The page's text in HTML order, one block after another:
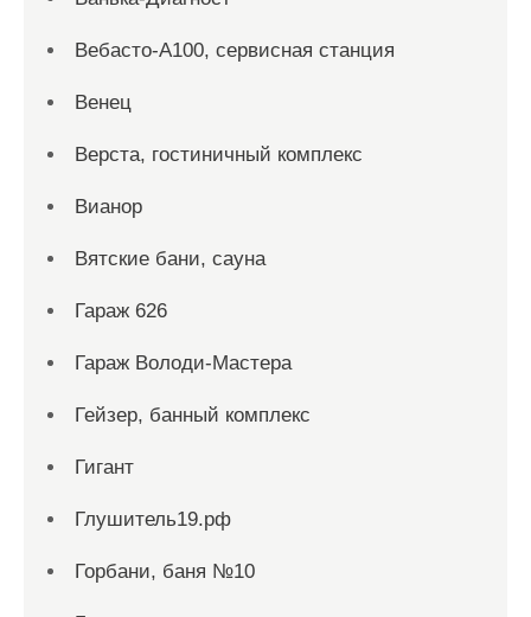
Вебасто-А100, сервисная станция
Венец
Верста, гостиничный комплекс
Вианор
Вятские бани, сауна
Гараж 626
Гараж Володи-Мастера
Гейзер, банный комплекс
Гигант
Глушитель19.рф
Горбани, баня №10